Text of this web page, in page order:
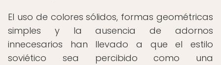
El uso de colores sólidos, formas geométricas
simples y la ausencia de adornos
innecesarios han llevado a que el estilo
soviético sea percibido como una